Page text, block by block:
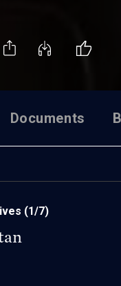
Documents
(1/7)